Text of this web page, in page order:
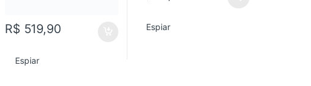
R$ 519,90
Espiar
Espiar